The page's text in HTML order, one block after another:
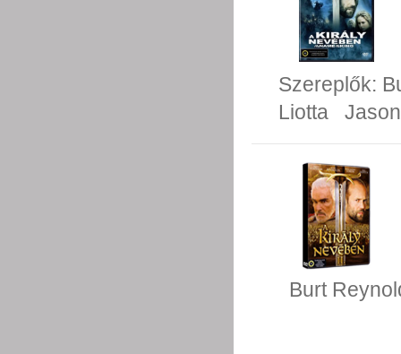
Szereplők:
Liotta
Burt